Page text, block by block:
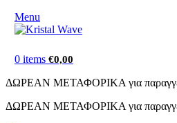
Menu
0 items €0,00
ΔΩΡΕΑΝ ΜΕΤΑΦΟΡΙΚΑ για
ΔΩΡΕΑΝ ΜΕΤΑΦΟΡΙΚΑ για